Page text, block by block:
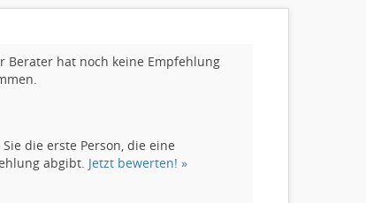
Berater hat noch keine Empfehlung
Sie die erste Person, die eine
abgibt. Jetzt bewerten! »